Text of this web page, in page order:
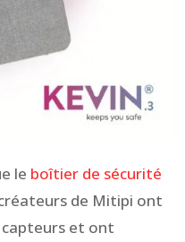
le boîtier de sécurité
de Mitipi ont
et ont